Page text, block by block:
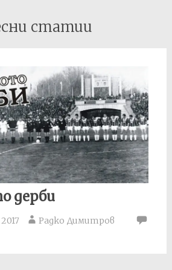
статии
дерби
Радко Димитров